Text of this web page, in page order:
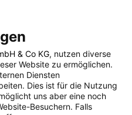
TAG
Artikel
& Co KG, nutzen diverse
Website zu ermöglichen.
Diensten
Dies ist für die Nutzung
uns aber eine noch
Besuchern. Falls